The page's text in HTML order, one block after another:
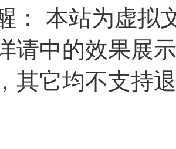
： 本站为虚拟
请中的效果展
其它均不支持